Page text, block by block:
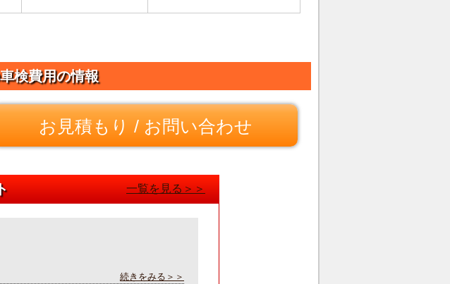
検費用の情報
お見積もり / お問い合わせ
一覧を見る＞＞
続きをみる＞＞